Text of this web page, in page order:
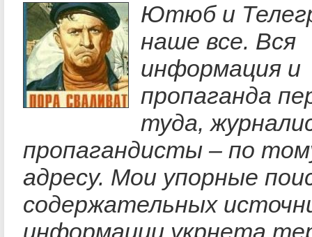
Ютюб и
наше все. Вся
информация и
пропаганда
туда,
пропагандисты – по
адресу. Мои упорные
содержательных
информации укрнета